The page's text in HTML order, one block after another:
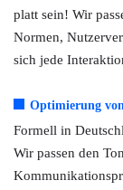
platt sein! Wir
Normen,
sich jede
Optimierung
Formell in
Wir passen den